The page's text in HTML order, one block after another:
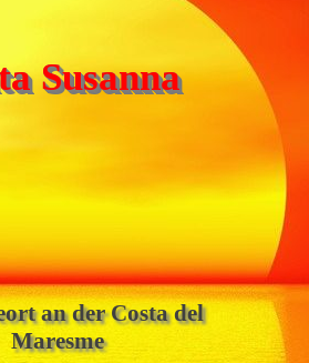
Susanna
an der Costa del
Maresme